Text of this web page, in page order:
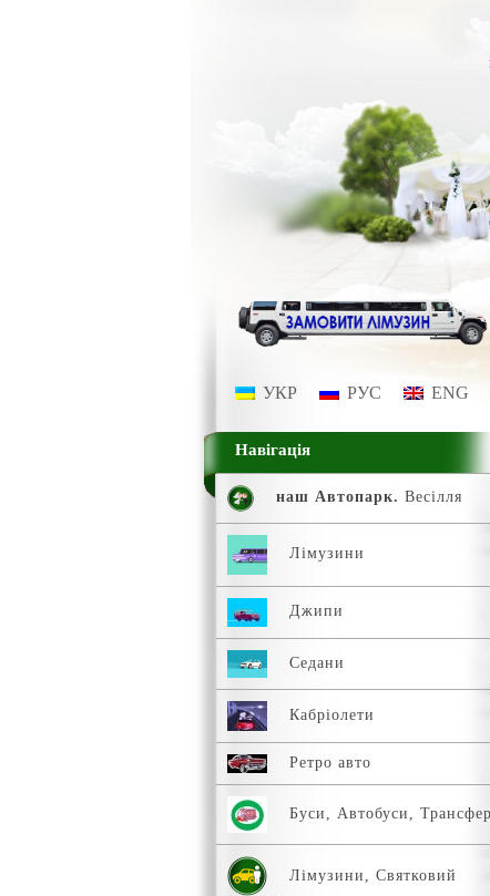
УКР РУС ENG
Навігація
наш Автопарк. Весілля
Лімузини
Джипи
Седани
Кабріолети
Ретро авто
Буси, Автобуси, Трансфер
Лімузини, Святковий